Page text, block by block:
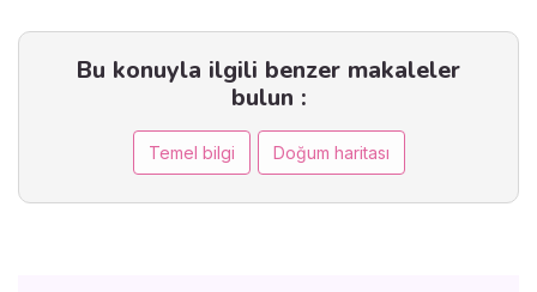
Bu konuyla ilgili benzer makaleler
bulun :
Temel bilgi Doğum haritası